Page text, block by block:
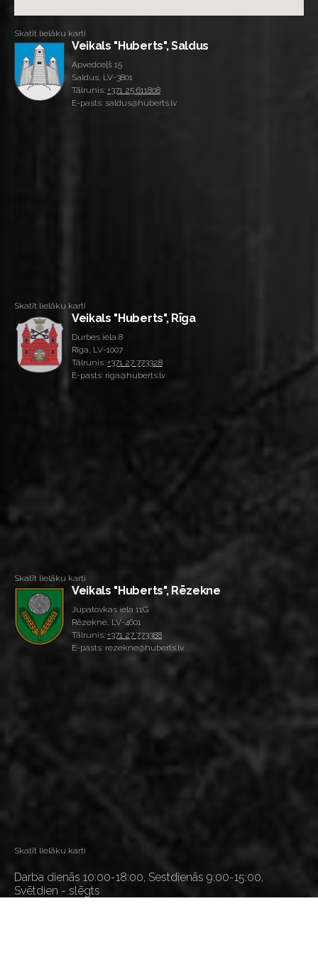
Skatīt lielāku karti
Veikals "Huberts", Saldus
Apvedceļš 15
Saldus, LV-3801
Tālrunis: +371 25 611808
E-pasts: saldus@huberts.lv
Skatīt lielāku karti
Veikals "Huberts", Rīga
Durbes iela 8
Rīga, LV-1007
Tālrunis: +371 27 773328
E-pasts: riga@huberts.lv
Skatīt lielāku karti
Veikals "Huberts", Rēzekne
Jupatovkas iela 11G
Rēzekne, LV-4601
Tālrunis: +371 27 773388
E-pasts: rezekne@huberts.lv
Skatīt lielāku karti
Darba dienās 10:00-18:00, Sestdienās 9:00-15:00,
Svētdien - slēgts